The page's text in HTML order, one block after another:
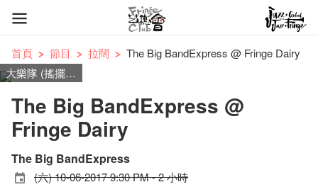
首頁 節目 拉闊
The Big BandExpress @ Fringe Dairy
大樂隊 (搖擺, 拉丁, 藍調, 放克, RnB)
The Big BandExpress @
Fringe Dairy
The Big BandExpress
(六) 10-06-2017 9:30 PM - 2 小時